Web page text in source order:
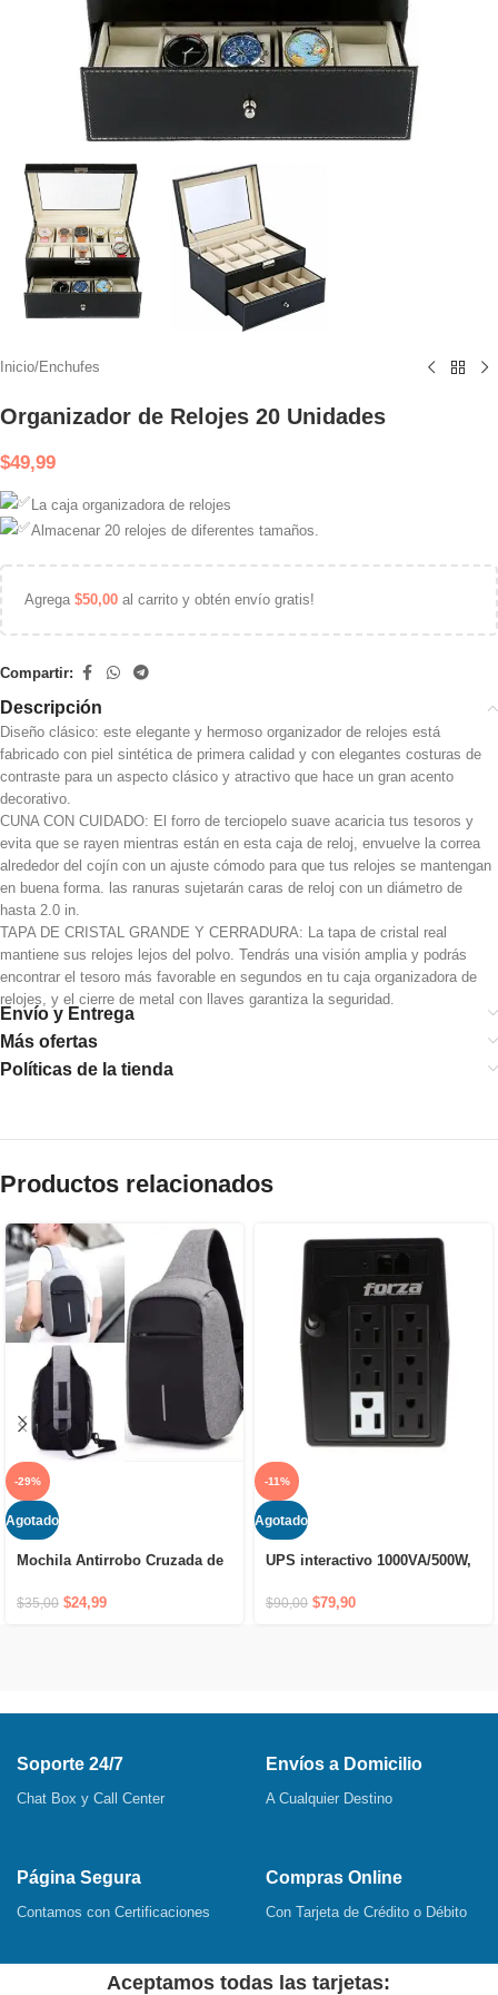
Inicio/Enchufes
Organizador de Relojes 20 Unidades
$49,99
La caja organizadora de relojes
Almacenar 20 relojes de diferentes tamaños.
Agrega $50,00 al carrito y obtén envío gratis!
Compartir:
Descripción
Diseño clásico: este elegante y hermoso organizador de relojes está
fabricado con piel sintética de primera calidad y con elegantes costuras de
contraste para un aspecto clásico y atractivo que hace un gran acento
decorativo.
CUNA CON CUIDADO: El forro de terciopelo suave acaricia tus tesoros y
evita que se rayen mientras están en esta caja de reloj, envuelve la correa
alrededor del cojín con un ajuste cómodo para que tus relojes se mantengan
en buena forma. las ranuras sujetarán caras de reloj con un diámetro de
hasta 2.0 in.
TAPA DE CRISTAL GRANDE Y CERRADURA: La tapa de cristal real
mantiene sus relojes lejos del polvo. Tendrás una visión amplia y podrás
encontrar el tesoro más favorable en segundos en tu caja organizadora de
relojes, y el cierre de metal con llaves garantiza la seguridad.
Envío y Entrega
Más ofertas
Políticas de la tienda
Productos relacionados
-29%
Agotado
Mochila Antirrobo Cruzada de
Puerto USB y Cierre Oculto
$35,00 $24,99
-11%
Agotado
UPS interactivo 1000VA/500W,
$90,00 $79,90
Soporte 24/7
Chat Box y Call Center
Envíos a Domicilio
A Cualquier Destino
Página Segura
Contamos con Certificaciones
Compras Online
Con Tarjeta de Crédito o Débito
Aceptamos todas las tarjetas: